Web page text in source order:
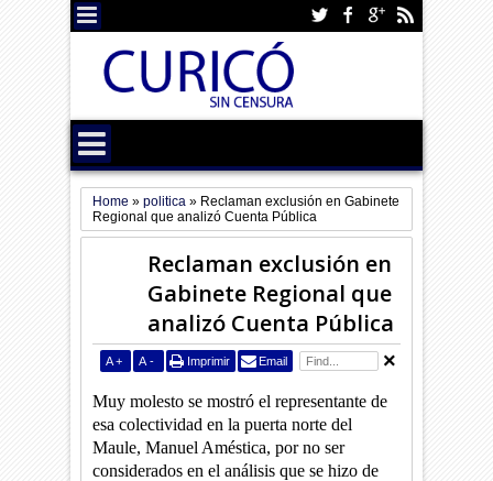
Home »politica » Reclaman exclusión en Gabinete
Regional que analizó Cuenta Pública
Reclaman exclusión en
Gabinete Regional que
analizó Cuenta Pública
A + A - Imprimir Email
Muy molesto se mostró el representante de
esa colectividad en la puerta norte del
Maule, Manuel Améstica, por no ser
considerados en el análisis que se hizo de